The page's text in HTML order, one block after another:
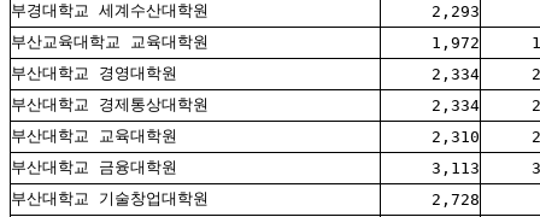
부경대학교 세계수산대학원
2,293
부산교육대학교 교육대학원
1,972
부산대학교 경영대학원
2,334
부산대학교 경제통상대학원
2,334
부산대학교 교육대학원
2,310
부산대학교 금융대학원
3,113
부산대학교 기술창업대학원
2,728